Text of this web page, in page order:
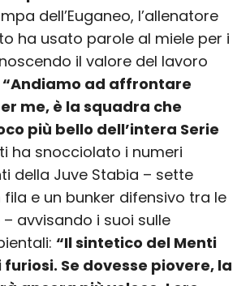
dell’Euganeo, l’allenatore
ha usato parole al miele per i
il valore del lavoro
“Andiamo ad affrontare
me, è la squadra che
più bello dell’intera Serie
ha snocciolato i numeri
della Juve Stabia – sette
e un bunker difensivo tra le
avvisando i suoi sulle
“Il sintetico del Menti
Se dovesse piovere, la